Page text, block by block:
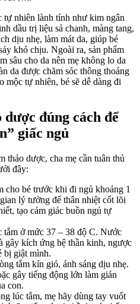
tự nhiên lành tính như kim ngân
dầu trị liệu sả chanh, màng tang,
dịu nhẹ, làm mát da, giúp bé
khó chịu. Ngoài ra, sản phẩm
sâu cho da nên mẹ không lo da
da được chăm sóc thông thoáng
mộc tự nhiên, bé sẽ dễ dàng đi
đúng cách để
giấc ngủ
thảo dược, cha mẹ cần tuân thủ
đây:
cho bé trước khi đi ngủ khoảng 1
lý tưởng để thân nhiệt cốt lõi
tạo cảm giác buồn ngủ tự
tắm ở mức 37 – 38 độ C. Nước
gây kích ứng hệ thần kinh, ngược
bị giật mình.
tắm kín gió, ánh sáng dịu nhẹ.
gây tiếng động lớn làm gián
con.
lúc tắm, mẹ hãy dùng tay vuốt